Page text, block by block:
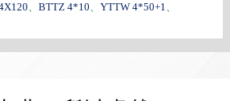
、 BTTZ 4*10、 YTTW 4*50+1、